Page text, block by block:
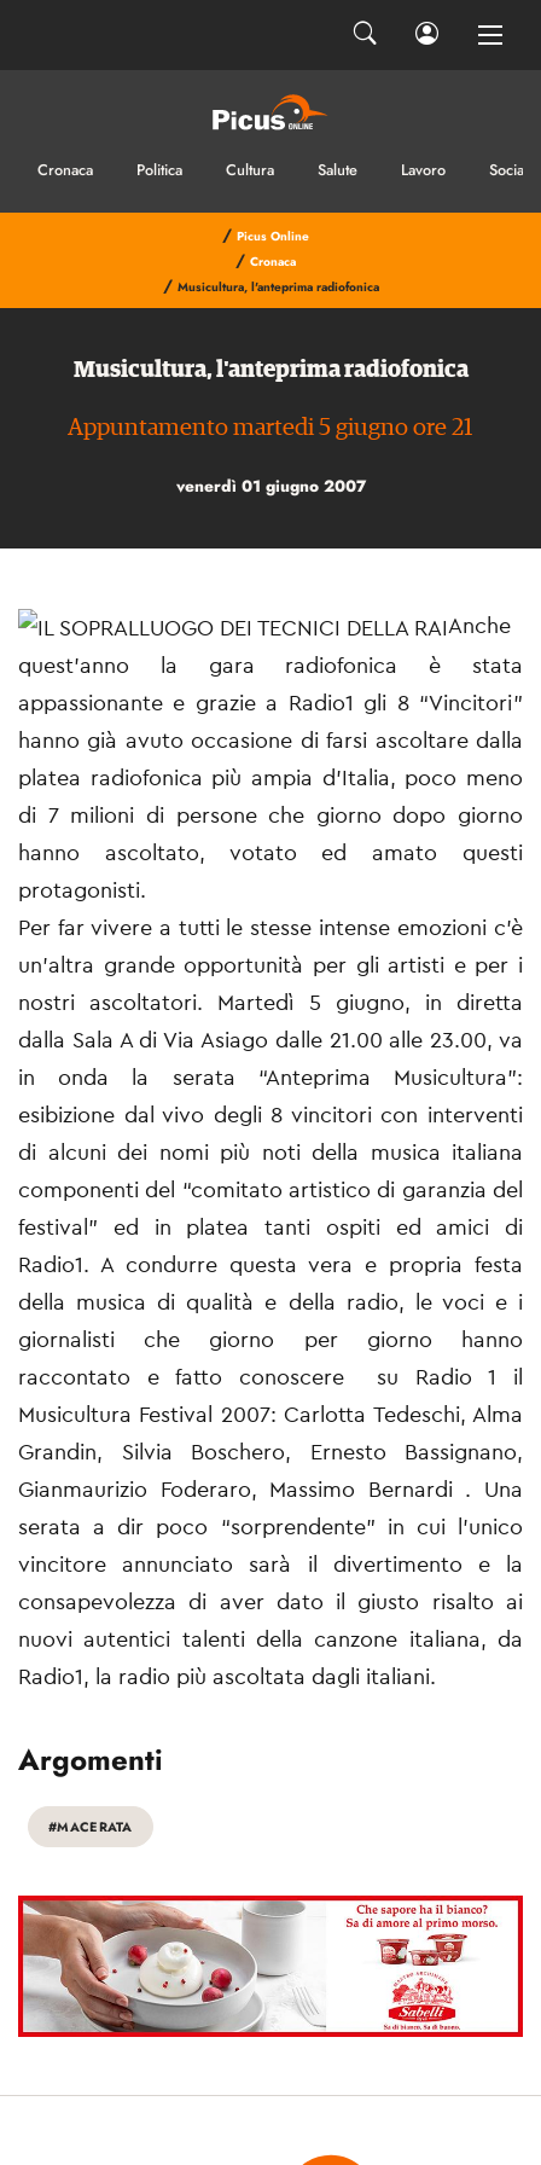
Cronaca Politica Cultura Salute Lavoro Sociale
/ Picus Online
/ Cronaca
/ Musicultura, l'anteprima radiofonica
Musicultura, l'anteprima radiofonica
Appuntamento martedi 5 giugno ore 21
venerdì 01 giugno 2007
Anche
quest’anno la gara radiofonica è stata
appassionante e grazie a Radio1 gli 8 “Vincitori”
hanno già avuto occasione di farsi ascoltare dalla
platea radiofonica più ampia d’Italia, poco meno
di 7 milioni di persone che giorno dopo giorno
hanno ascoltato, votato ed amato questi
protagonisti.
Per far vivere a tutti le stesse intense emozioni c’è
un’altra grande opportunità per gli artisti e per i
nostri ascoltatori. Martedì 5 giugno, in diretta
dalla Sala A di Via Asiago dalle 21.00 alle 23.00, va
in onda la serata “Anteprima Musicultura”:
esibizione dal vivo degli 8 vincitori con interventi
di alcuni dei nomi più noti della musica italiana
componenti del “comitato artistico di garanzia del
festival” ed in platea tanti ospiti ed amici di
Radio1. A condurre questa vera e propria festa
della musica di qualità e della radio, le voci e i
giornalisti che giorno per giorno hanno
raccontato e fatto conoscere su Radio 1 il
Musicultura Festival 2007: Carlotta Tedeschi, Alma
Grandin, Silvia Boschero, Ernesto Bassignano,
Gianmaurizio Foderaro, Massimo Bernardi . Una
serata a dir poco “sorprendente” in cui l’unico
vincitore annunciato sarà il divertimento e la
consapevolezza di aver dato il giusto risalto ai
nuovi autentici talenti della canzone italiana, da
Radio1, la radio più ascoltata dagli italiani.
Argomenti
#MACERATA